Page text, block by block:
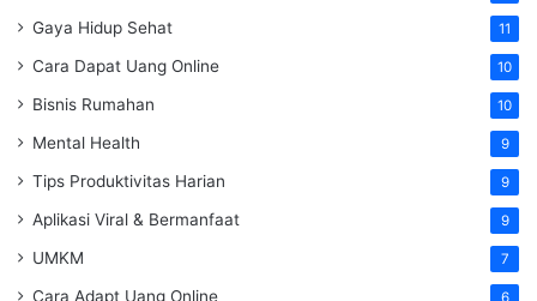
Gaya Hidup Sehat 11
Cara Dapat Uang Online 10
Bisnis Rumahan 10
Mental Health 9
Tips Produktivitas Harian 9
Aplikasi Viral & Bermanfaat 9
UMKM 7
Cara Adapt Uang Online 6